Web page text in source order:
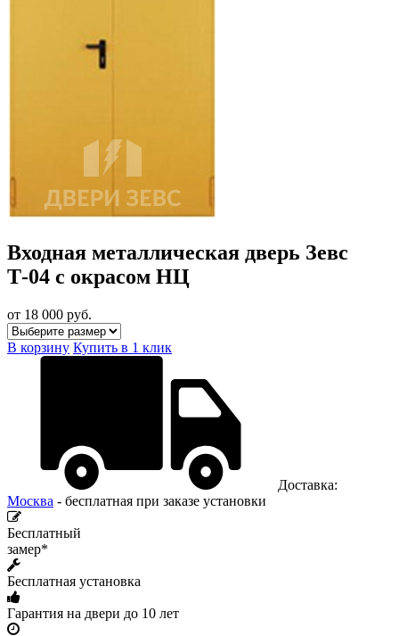
Входная металлическая дверь Зевс
Т-04 с окрасом НЦ
от 18 000 руб.
В корзину Купить в 1 клик
Доставка:
Москва - бесплатная при заказе установки
Бесплатный
замер*
Бесплатная установка
Гарантия на двери до 10 лет